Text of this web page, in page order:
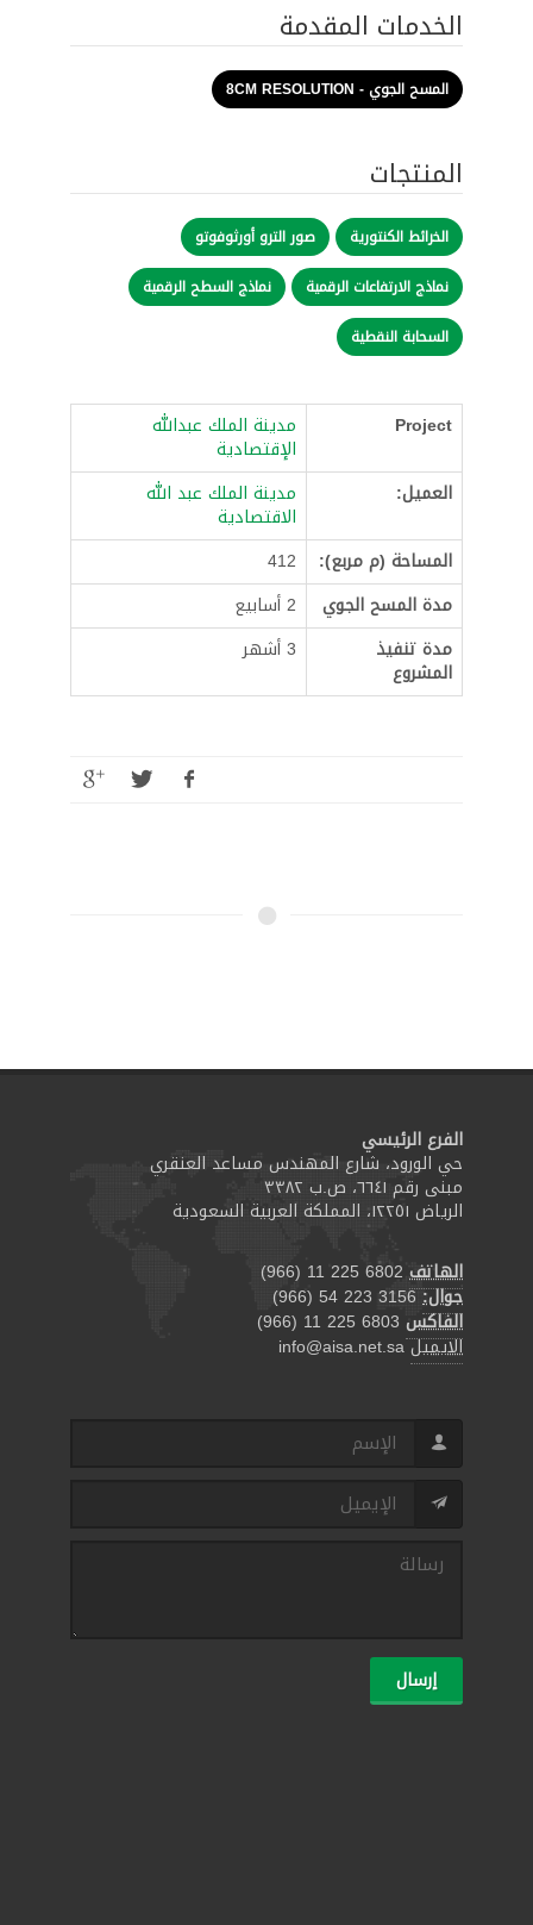
الخدمات المقدمة
المسح الجوي - 8CM RESOLUTION
المنتجات
الخرائط الكنتورية
صور الترو أورثوفوتو
نماذج الارتفاعات الرقمية
نماذج السطح الرقمية
السحابة النقطية
Project مدينة الملك عبدالله
الإقتصادية
العميل:
مدينة الملك عبد الله
الاقتصادية
المساحة (م مربع):
412
مدة المسح الجوي
2 أسابيع
مدة تنفيذ
المشروع
3 أشهر
الفرع الرئيسي
حي الورود، شارع المهندس مساعد العنقري
مبنى رقم ٦٦٤١، ص.ب ٣٣٨٢
الرياض ١٢٢٥١، المملكة العربية السعودية
الهاتف (966) 11 225 6802
جوال: (966) 54 223 3156
الفاكس (966) 11 225 6803
الايميلinfo@aisa.net.sa